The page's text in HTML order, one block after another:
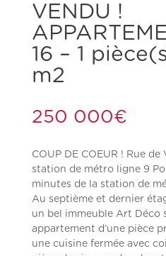
VENDU !
16 – 1
m2
250 000€
COUP DE COEUR ! Rue
station de métro ligne 9
minutes de la station de
Au septième et dernier
un bel immeuble Art Déco
appartement d’une pièce
une cuisine fermée avec